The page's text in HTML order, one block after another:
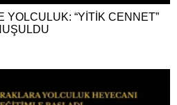
YOLCULUK: “YİTİK CENNET”